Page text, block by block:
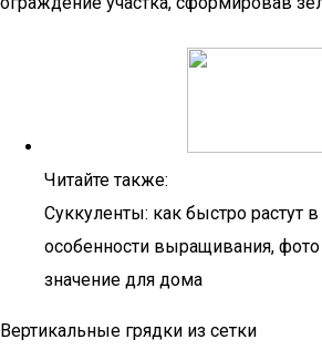
Читайте также:
Суккуленты: как быстро растут
особенности выращивания,
значение для дома
Вертикальные грядки из сетки